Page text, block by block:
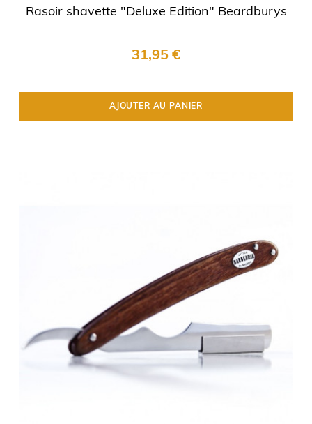
Rasoir shavette "Deluxe Edition" Beardburys
31,95 €
AJOUTER AU PANIER